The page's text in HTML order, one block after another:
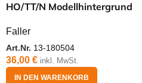
HO/TT/N Modellhintergrund
Faller
Art.Nr. 13-180504
36,00 € inkl. MwSt.
IN DEN WARENKORB